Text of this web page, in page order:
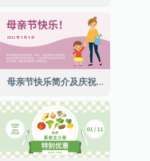
母亲节快乐简介及庆祝推特帖子